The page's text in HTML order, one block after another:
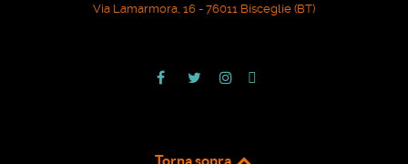
Via Lamarmora, 16 - 76011 Bisceglie (BT)
Torna sopra